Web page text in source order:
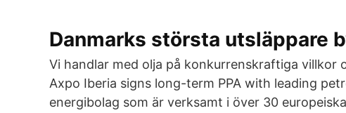
Danmarks största utsläppare
Vi handlar med olja på konkurrenskraftiga villkor
Axpo Iberia signs long-term PPA with leading
energibolag som är verksamt i över 30